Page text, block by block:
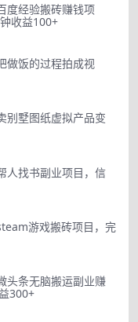
度经验搬砖赚钱项
收益100+
做饭的过程拍成视
别墅图纸虚拟产品变
人找书副业项目，信
游戏搬砖项目，完
头条无脑搬运副业赚
300+